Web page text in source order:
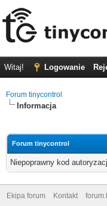
Witaj! Logowanie
Forum tinycontrol
Informacja
Forum tinycontrol
Niepoprawny kod
Ekipa forum Kontakt